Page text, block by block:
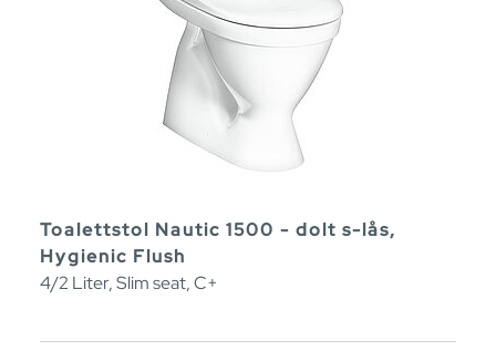
Toalettstol Nautic 1500 - dolt s-lås,
Hygienic Flush
4/2 Liter, Slim seat, C+